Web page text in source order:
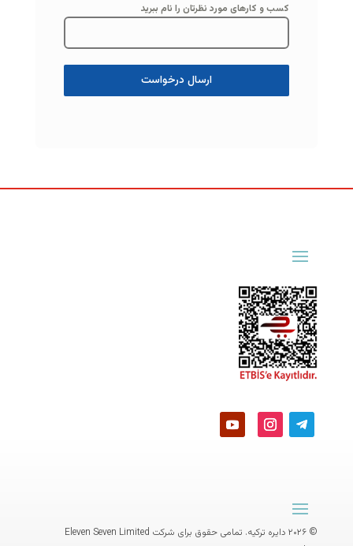
کسب و کارهای مورد نظرتان را نام ببرید
ارسال درخواست
© ۲۰۲۶ دایره ترکیه. تمامی حقوق برای شرکت
Eleven Seven Limited